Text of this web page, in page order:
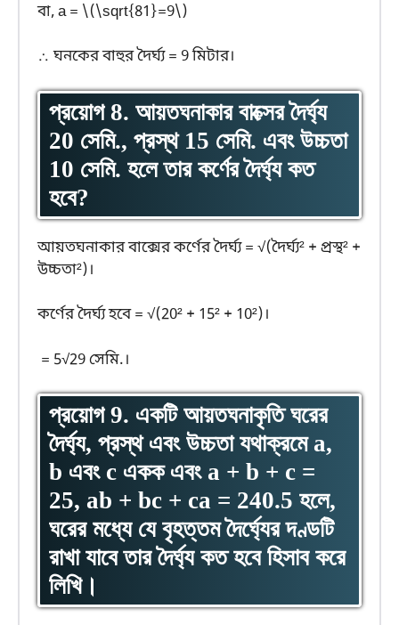
বা, a = \(\sqrt{81}=9\)
∴ ঘনকের বাহুর দৈর্ঘ্য = 9 মিটার।
প্রয়োগ 8. আয়তঘনাকার বাক্সের দৈর্ঘ্য
20 সেমি., প্রস্থ 15 সেমি. এবং উচ্চতা
10 সেমি. হলে তার কর্ণের দৈর্ঘ্য কত
হবে?
আয়তঘনাকার বাক্সের কর্ণের দৈর্ঘ্য = √(দৈর্ঘ্য² + প্রস্থ² +
উচ্চতা²)।
কর্ণের দৈর্ঘ্য হবে = √(20² + 15² + 10²)।
= 5√29 সেমি.।
প্রয়োগ 9. একটি আয়তঘনাকৃতি ঘরের
দৈর্ঘ্য, প্রস্থ এবং উচ্চতা যথাক্রমে a,
b এবং c একক এবং a + b + c =
25, ab + bc + ca = 240.5 হলে,
ঘরের মধ্যে যে বৃহত্তম দৈর্ঘ্যের দণ্ডটি
রাখা যাবে তার দৈর্ঘ্য কত হবে হিসাব করে
লিখি।